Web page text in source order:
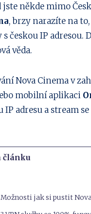
jste někde mimo
, brzy narazíte na
s českou IP adresou.
věda.
Nova Cinema v
mobilní aplikaci
IP adresu a stream
článku
Možnosti jak si pustit